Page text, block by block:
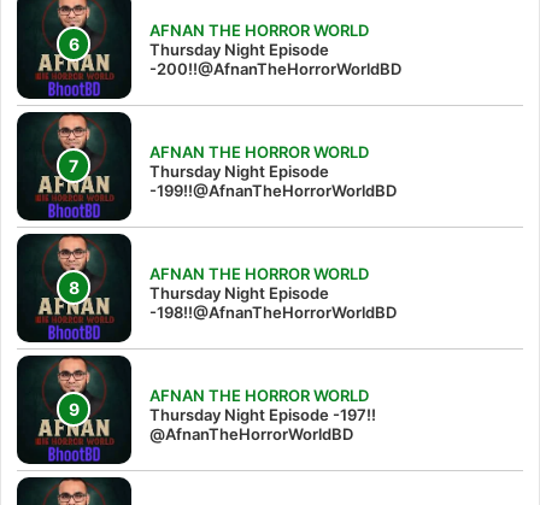
AFNAN THE HORROR WORLD
Thursday Night Episode
-200!!@AfnanTheHorrorWorldBD
AFNAN THE HORROR WORLD
Thursday Night Episode
-199!!@AfnanTheHorrorWorldBD
AFNAN THE HORROR WORLD
Thursday Night Episode
-198!!@AfnanTheHorrorWorldBD
AFNAN THE HORROR WORLD
Thursday Night Episode -197!!‪
@AfnanTheHorrorWorldBD‬